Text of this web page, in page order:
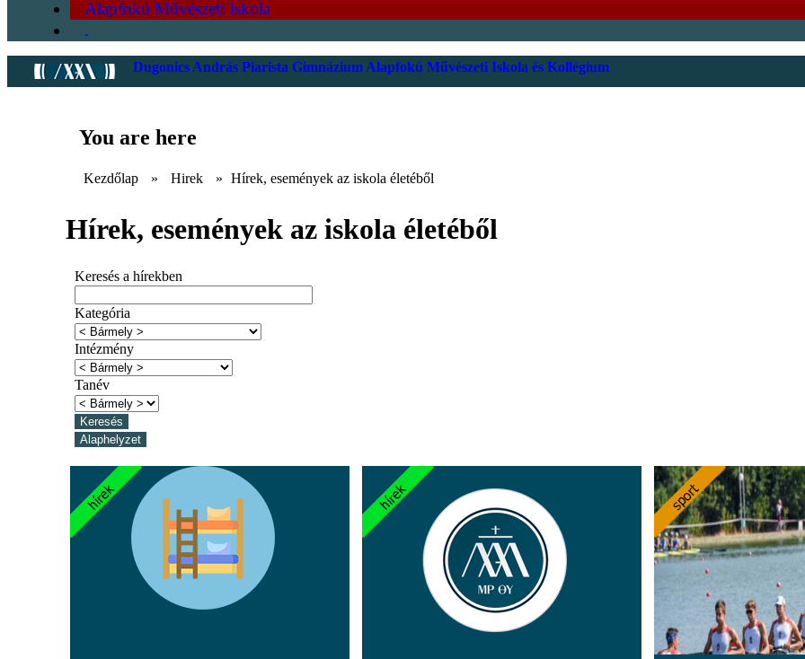
Alapfokú Művészeti Iskola
.
Dugonics András Piarista Gimnázium Alapfokú Művészeti Iskola és Kollégium
You are here
Kezdőlap » Hirek » Hírek, események az iskola életéből
Hírek, események az iskola életéből
Keresés a hírekben
Kategória
Intézmény
Tanév